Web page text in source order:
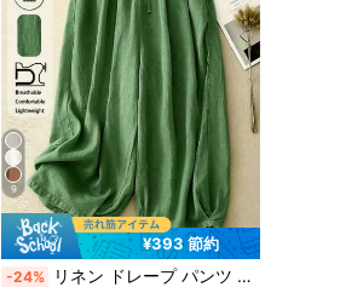
9
¥393 節約
-24% リネン ドレープ パンツ カジュアル ハイウエスト エラスティック 快適 秋冬適用